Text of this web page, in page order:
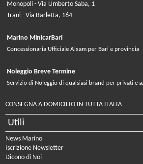
Monopoli - Via Umberto Saba, 1
Trani - Via Barletta, 164
Marino MinicarBari
Concessionaria Ufficiale Aixam per Bari e provincia
Noleggio Breve Termine
Servizio di Noleggio di qualsiasi brand per privati e
CONSEGNA A DOMICILIO IN TUTTA ITALIA
Utili
News Marino
Iscrizione Newsletter
Dicono di Noi